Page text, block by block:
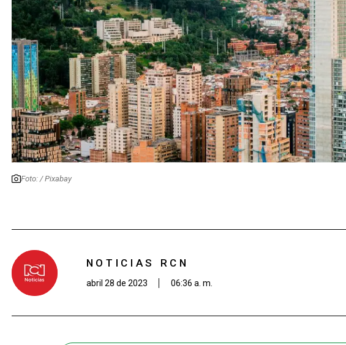
Foto: / Pixabay
NOTICIAS RCN
abril 28 de 2023 06:36 a. m.